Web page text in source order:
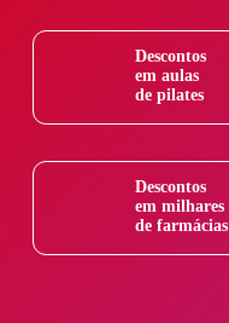
Descontos
em aulas
de pilates
Descontos
em milhares
de farmácias